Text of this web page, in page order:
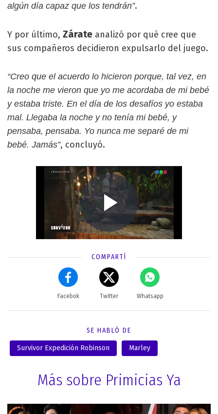
algún día capaz que los tendrán”.
Y por último, Zárate analizó por qué cree que
sus compañeros decidieron expulsarlo del juego.
“Creo que el acuerdo lo hicieron porque, tal vez, en
la noche me vieron que yo me acordaba de mi bebé
y estaba triste. En el día de los desafíos yo estaba
mal. Llegaba la noche y no tenía mi bebé, y
pensaba, pensaba. Yo nunca me separé de mi
bebé. Jamás”, concluyó.
COMPARTÍ
Facebok Twitter Whatsapp
SE HABLÓ DE
Survivor Expedición Robinson Marley
Más sobre Primicias Ya